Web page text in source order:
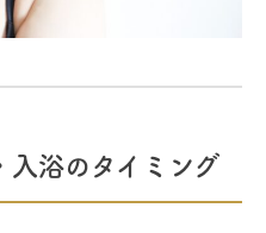
入浴のタイミング